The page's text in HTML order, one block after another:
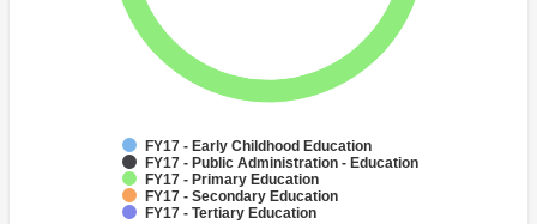
FY17 - Early Childhood Education
FY17 - Public Administration - Education
FY17 - Primary Education
FY17 - Secondary Education
FY17 - Tertiary Education